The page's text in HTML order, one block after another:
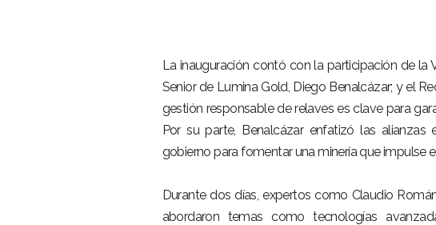
La inauguración contó con la participación de la
Senior de Lumina Gold, Diego Benalcázar; y el
gestión responsable de relaves es clave para
Por su parte, Benalcázar enfatizó las
gobierno para fomentar una minería que impulse
Durante dos días, expertos como Claudio
abordaron temas como tecnologías